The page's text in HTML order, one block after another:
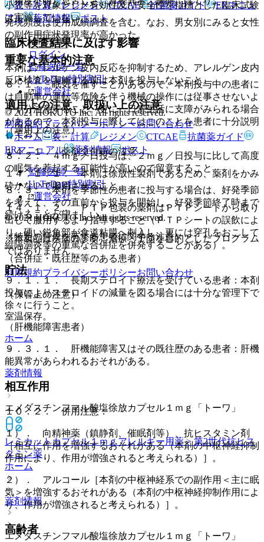
小児等を対象とした有効性及び安全性を指標とした臨床試験
は実施していない。
臨床検査結果に及ぼす影響
本剤はアレルゲン皮内反応を抑制するため、アレルゲン皮内
反応検査を実施する前は本剤を投与しないこと。
適用上の注意、取扱い上の注意
（適用上の注意）
１４．１． 薬剤交付時の注意
１４．１．１． 本剤は徐放性製剤であるため、薬剤をかみ
砕かないで服用させること。
１４．１．２． ＰＴＰ包装の薬剤はＰＴＰシートから取り
出して服用するよう指導すること（ＰＴＰシートの誤飲によ
り、硬い鋭角部が食道粘膜へ刺入し、更には穿孔をおこして
縦隔洞炎等の重篤な合併症を併発することがある）。
貯法
（保管上の注意）
室温保存。
ホーム
薬剤情報
エメダスチンフマル酸塩徐放カプセル１ｍｇ「トーワ」
レミカットカプセル１ｍｇアレルギー用薬 > 第2世代抗ヒス
タミン薬
ホーム
薬剤情報
エメダスチンフマル酸塩徐放カプセル１ｍｇ「トーワ」
発現頻度は使用成績調査を含む。なお、男女別にみると女性
の副作用症状発現率が高かった。
重要な基本的注意
８．１． 眠気を催すことがあるので、本剤投与中の患者に
は自動車の運転等危険を伴う機械の操作には従事させないよ
う十分注意すること。更に、日常生活に支障がみられる場合
があるので、本剤投与に際してはこのことを患者に十分説明
しておくこと。
８．２． ４ｍｇ／日投与は、２ｍｇ／日投与に比して高度
の眠気を惹起する可能性が高いので留意すること。
８．３． 本剤を季節性の患者に投与する場合は、好発季節
を考えて、その直前から投与を開始し、好発季節終了時まで
続けることが望ましい。
（特定の背景を有する患者に関する注意）
（合併症・既往歴等のある患者）
９．１．１． 長期ステロイド療法を受けている患者：本剤
投与によりステロイドの減量を図る場合には十分な管理下で
徐々に行うこと。
（肝機能障害患者）
９．３．１． 肝機能障害又はその既往歴のある患者：肝機
能異常があらわれるおそれがある。
相互作用
１０．２． 併用注意：
１）． 向精神薬（鎮静剤、催眠剤等）、抗ヒスタミン剤
［相互に作用を増強するおそれがある（本剤の中枢神経抑制
作用により、作用が増強されると考えられる）］。
２）． アルコール［本剤の中枢神経系での副作用＜主に眠
気＞を増強するおそれがある（本剤の中枢神経抑制作用によ
り、作用が増強されると考えられる）］。
高齢者
表・計算
レジメン CTCAE 抗菌薬ガイド
ERマニュ
アル
薬剤情報 ポスト
新規登録
ログイン
監修医師一覧
UpToDate特別割引
運営会社
© 2021 HOKUTO Inc. All rights reserved.
利用規約プライバシーポリシーお問い合わせ
ホーム
表・計算 レジメン CTCAE
抗菌薬ガイド
ERマニュアル
薬剤情報 ポスト
監修医師一覧
UpToDate特別割引
運営会社
© 2021 HOKUTO Inc. All rights reserved.
※本製品は疾病の診断・治療・予防を目的としたプログラム
ではありません。
利用規約プライバシーポリシーお問い合わせ